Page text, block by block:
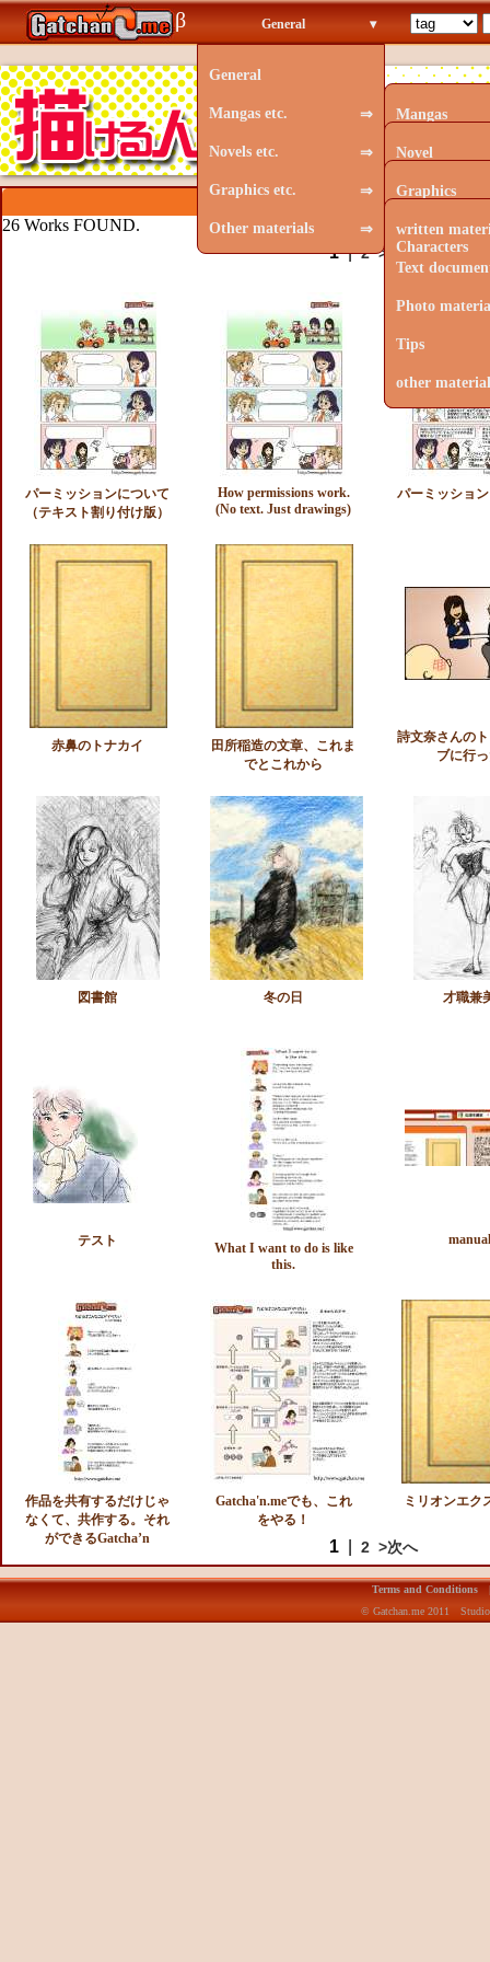
β
General
Mangas etc. ⇒ Mangas
Rough
Picture Book
Picture
Other
Novels etc. ⇒ Novel
Cartoon
Picture Book
Poetry
Other Text
Graphics etc. ⇒ Graphics
Drawings of
Picture Book
Stock Images
Painting
Other Images
Other materials ⇒
written
Characters
Text
Photo
Tips
other
General ▾
Brand NEW.
26 Works FOUND.
1|2 >次へ
パーミッションについて
（テキスト割り付け版）
How permissions work.
(No text. Just drawings)
パーミッショ
赤鼻のトナカイ
田所稲造の文章、これま
でとこれから
詩文奈さんの
ブに行
図書館 冬の日 才職兼
テスト
What I want to do is like
this.
manual
作品を共有するだけじゃ
なくて、共作する。それ
ができるGatcha’n
Gatcha'n.meでも、これ
をやる！
ミリオンエク
1 |2 >次へ
Terms and Conditions
© Gatchan.me 2011